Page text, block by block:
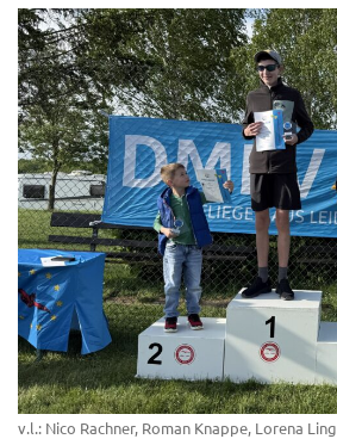
v.l.: Nico Rachner, Roman Knappe, Lorena Ling